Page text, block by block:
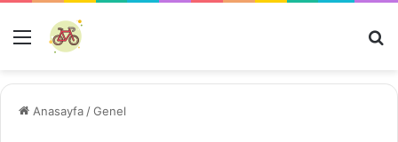
Menü
Anasayfa /Genel